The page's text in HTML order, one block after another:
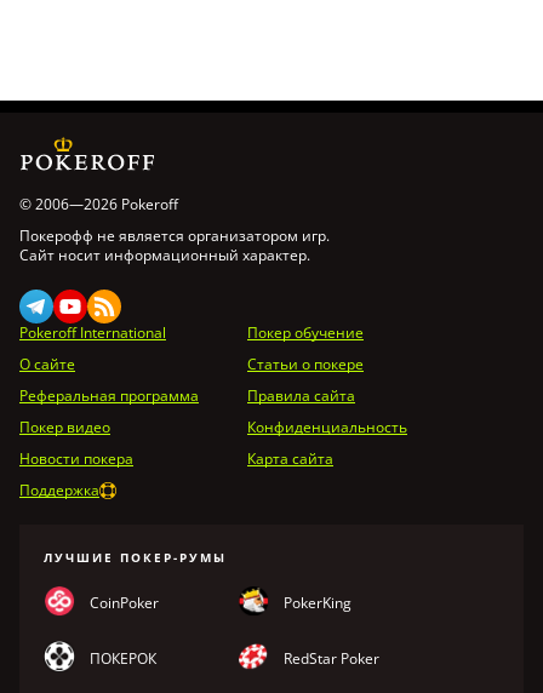
© 2006—2026 Pokeroff
Покерофф не является организатором игр.
Сайт носит информационный характер.
Pokeroff International
Покер обучение
О сайте
Статьи о покере
Реферальная программа
Правила сайта
Покер видео
Конфиденциальность
Новости покера
Карта сайта
Поддержка
ЛУЧШИЕ ПОКЕР-РУМЫ
CoinPoker PokerKing
ПОКЕРОК RedStar Poker